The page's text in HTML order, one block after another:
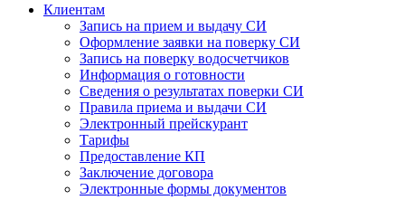
Клиентам
Запись на прием и выдачу СИ
Оформление заявки на поверку СИ
Запись на поверку водосчетчиков
Информация о готовности
Сведения о результатах поверки СИ
Правила приема и выдачи СИ
Электронный прейскурант
Тарифы
Предоставление КП
Заключение договора
Электронные формы документов